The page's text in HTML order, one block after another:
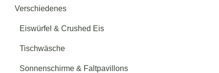
Verschiedenes
Eiswürfel & Crushed Eis
Tischwäsche
Sonnenschirme & Faltpavillons